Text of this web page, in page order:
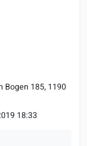
Bogen 185, 1190
18:33